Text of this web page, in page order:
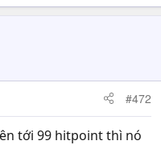
#472
tới 99 hitpoint thì nó